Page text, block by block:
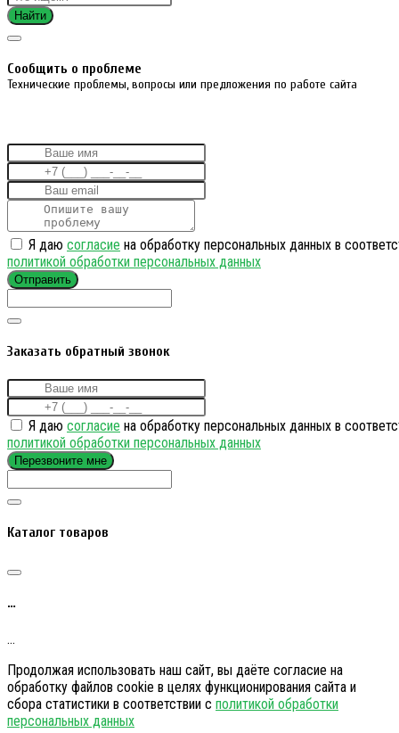
Найти
Cообщить о проблеме
Технические проблемы, вопросы или предложения по работе сайта
Я даю согласие на обработку персональных данных в
политикой обработки персональных данных
Отправить
Заказать обратный звонок
Я даю согласие на обработку персональных данных в
политикой обработки персональных данных
Перезвоните мне
Каталог товаров
…
…
Продолжая использовать наш сайт, вы даёте согласие на
обработку файлов cookie в целях функционирования сайта и
сбора статистики в соответствии с политикой обработки
персональных данных